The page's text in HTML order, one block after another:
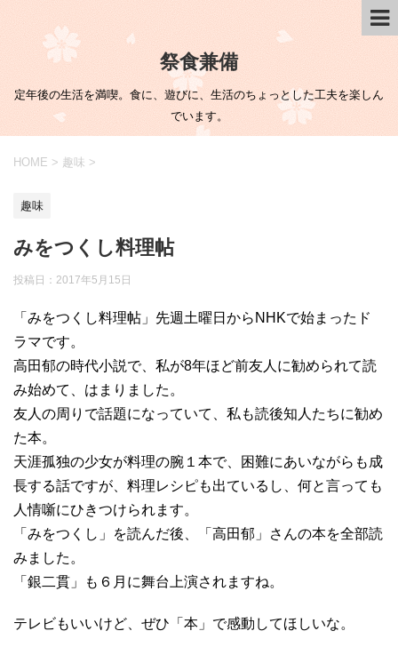
祭食兼備
定年後の生活を満喫。食に、遊びに、生活のちょっとした工夫を楽しん
でいます。
HOME > 趣味 >
趣味
みをつくし料理帖
投稿日： 2017年5月15日
「みをつくし料理帖」先週土曜日からNHKで始まったド
ラマです。
高田郁の時代小説で、私が8年ほど前友人に勧められて読
み始めて、はまりました。
友人の周りで話題になっていて、私も読後知人たちに勧め
た本。
天涯孤独の少女が料理の腕１本で、困難にあいながらも成
長する話ですが、料理レシピも出ているし、何と言っても
人情噺にひきつけられます。
「みをつくし」を読んだ後、「高田郁」さんの本を全部読
みました。
「銀二貫」も６月に舞台上演されますね。
テレビもいいけど、ぜひ「本」で感動してほしいな。